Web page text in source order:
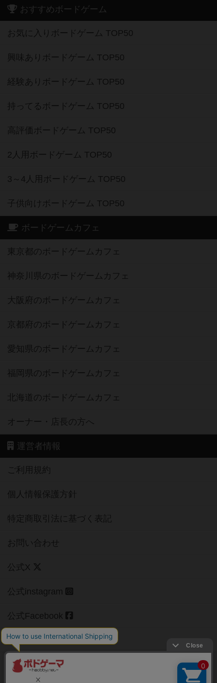
おすすめボードゲーム
お気に入りボードゲーム TOP50
興味ありボードゲーム TOP50
経験ありボードゲーム TOP50
持ってるボードゲーム TOP50
高評価ボードゲーム TOP50
2人用ボードゲーム TOP50
3～4人用ボードゲーム TOP50
子供向けボードゲーム TOP50
ボードゲームカフェ
東京都のボードゲームカフェ
神奈川県のボードゲームカフェ
大阪府のボードゲームカフェ
京都府のボードゲームカフェ
愛知県のボードゲームカフェ
福岡県のボードゲームカフェ
北海道のボードゲームカフェ
オーナー・店長の方へ
運営者情報
ご利用規約
個人情報保護方針
特定商取引法に基づく表記
お問い合わせ
公式X
公式instagram
公式Facebook
公式YouTubeチャンネル
【ボドゲーマ】ボードゲームの総合情報サイト